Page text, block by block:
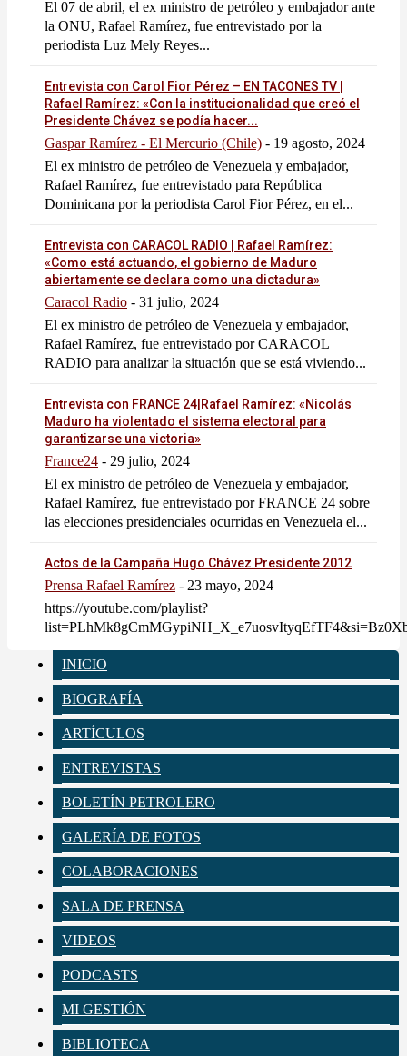
El 07 de abril, el ex ministro de petróleo y embajador ante
la ONU, Rafael Ramírez, fue entrevistado por la
periodista Luz Mely Reyes...
Entrevista con Carol Fior Pérez – EN TACONES TV |
Rafael Ramírez: «Con la institucionalidad que creó el
Presidente Chávez se podía hacer...
Gaspar Ramírez - El Mercurio (Chile) - 19 agosto, 2024
El ex ministro de petróleo de Venezuela y embajador,
Rafael Ramírez, fue entrevistado para República
Dominicana por la periodista Carol Fior Pérez, en el...
Entrevista con CARACOL RADIO | Rafael Ramírez:
«Como está actuando, el gobierno de Maduro
abiertamente se declara como una dictadura»
Caracol Radio - 31 julio, 2024
El ex ministro de petróleo de Venezuela y embajador,
Rafael Ramírez, fue entrevistado por CARACOL
RADIO para analizar la situación que se está viviendo...
Entrevista con FRANCE 24|Rafael Ramírez: «Nicolás
Maduro ha violentado el sistema electoral para
garantizarse una victoria»
France24 - 29 julio, 2024
El ex ministro de petróleo de Venezuela y embajador,
Rafael Ramírez, fue entrevistado por FRANCE 24 sobre
las elecciones presidenciales ocurridas en Venezuela el...
Actos de la Campaña Hugo Chávez Presidente 2012
Prensa Rafael Ramírez - 23 mayo, 2024
https://youtube.com/playlist?
INICIO
BIOGRAFÍA
ARTÍCULOS
ENTREVISTAS
BOLETÍN PETROLERO
GALERÍA DE FOTOS
COLABORACIONES
SALA DE PRENSA
VIDEOS
PODCASTS
MI GESTIÓN
BIBLIOTECA